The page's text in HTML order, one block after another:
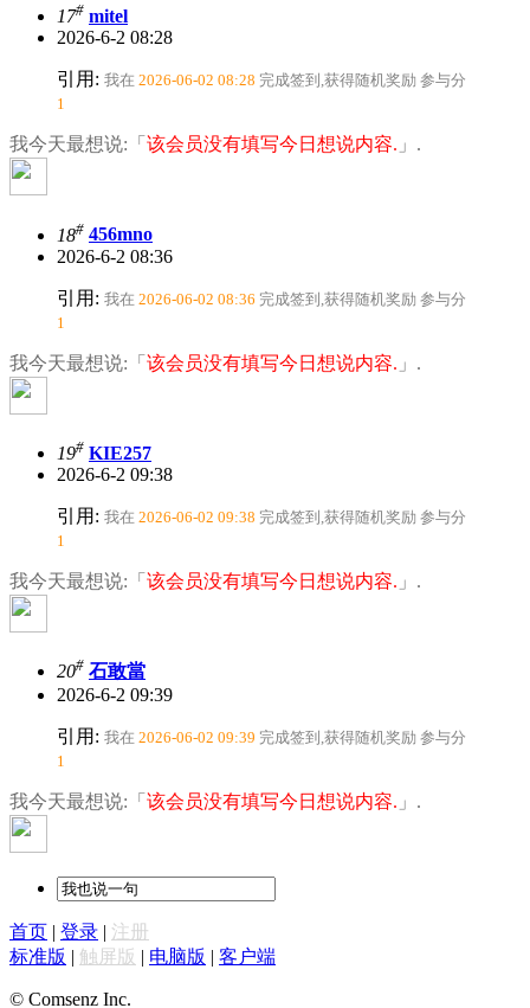
17# mitel
2026-6-2 08:28
引用: 我在 2026-06-02 08:28 完成签到,获得随机奖励 参与分
1
我今天最想说:「 该会员没有填写今日想说内容. 」.
18# 456mno
2026-6-2 08:36
引用: 我在 2026-06-02 08:36 完成签到,获得随机奖励 参与分
1
我今天最想说:「 该会员没有填写今日想说内容. 」.
19# KIE257
2026-6-2 09:38
引用: 我在 2026-06-02 09:38 完成签到,获得随机奖励 参与分
1
我今天最想说:「 该会员没有填写今日想说内容. 」.
20# 石敢當
2026-6-2 09:39
引用: 我在 2026-06-02 09:39 完成签到,获得随机奖励 参与分
1
我今天最想说:「 该会员没有填写今日想说内容. 」.
首页 | 登录 | 注册
标准版 | 触屏版 | 电脑版 | 客户端
© Comsenz Inc.